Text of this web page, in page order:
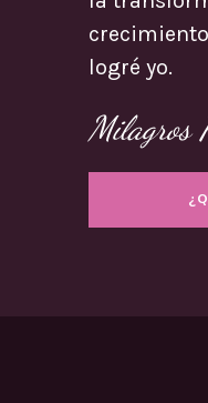
logré yo.
Milagros